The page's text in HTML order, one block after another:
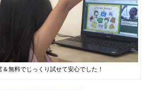
＆無料でじっくり試せて安心でした！